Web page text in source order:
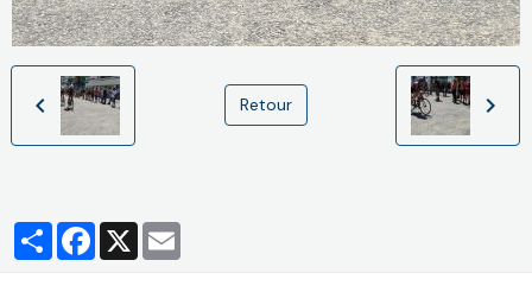
Retour
PartagerFacebook
X